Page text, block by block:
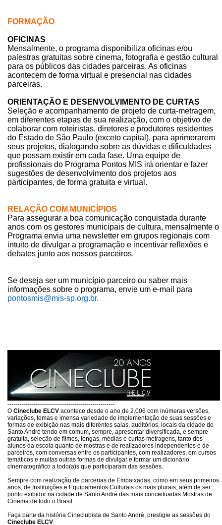
FORMAÇÃO
OFICINAS
Mensalmente, o programa disponibiliza oficinas e/ou
palestras gratuitas sobre cinema, fotografia e gestão cultural
para os públicos das cidades parceiras. As oficinas
acontecem de forma virtual e presencial nas cidades
parceiras.
ORIENTAÇÃO E DESENVOLVIMENTO DE CURTAS
Seleção e acompanhamento de projeto de curta-metragem,
em diferentes etapas de sua realização, com o objetivo de
colaborar com roteiristas, diretores e produtores residentes
do Estado de São Paulo (exceto capital), para aprimorarem
seus projetos, dialogando sobre as dúvidas e dificuldades
que possam existir em cada fase. Uma equipe de
profissionais do Programa Pontos MIS irá orientar e fazer
sugestões de desenvolvimento dos projetos aos
participantes, de forma gratuita e virtual.
RELAÇÃO COM MUNICÍPIOS
Para assegurar a boa comunicação conquistada durante
anos com os gestores municipais de cultura, mensalmente o
Programa envia uma newsletter em grupos regionais com
intuito de divulgar a programação e incentivar reflexões e
debates junto aos nossos parceiros.
Se deseja ser um município parceiro ou saber mais
informações sobre o programa, envie um e-mail para
pontosmis@mis-sp.org.br.
------------------------------------------------------
O Cineclube ELCV acontece desde o ano de 2.006 com inúmeras versões,
variações, temas e imensa variedade de implementação de suas sessões e
formas de exibição nas mais diferentes salas, auditórios, locais da cidade de
Santo André tendo em comum, sempre, apresentar diversificada, e sempre
gratuita, seleção de filmes, longas, médias e curtas metragens, tanto dos
alunos da escola quanto de mostras e de realizadores independentes e de
parceiros, com conversas entre os participantes, com realizadores, em cursos
temáticos e muitas outras formas de divulgar e formar um dicionário
cinematográfico a todo(a)s que participaram das sessões.
Sempre com realização de parcerias de Embaixadas, como em seus primeiros
anos, de Instituições e Equipamentos Culturais os mais plurais, além de ser
ponto exibidor na cidade de Santo André das mais conceituadas Mostras de
Cinema de todo o Brasil.
Faça parte da história Cineclubista de Santo André, prestigie as sessões do
Cineclube ELCV